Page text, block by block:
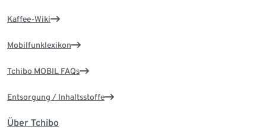
Kaffee-Wiki
Mobilfunklexikon
Tchibo MOBIL FAQs
Entsorgung / Inhaltsstoffe
Über Tchibo